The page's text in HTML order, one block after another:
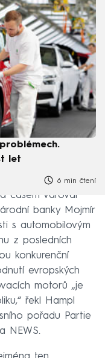
let
6 min čtení
časem varoval
banky Mojmír
s automobilovým
z posledních
konkurenční
evropských
motorů „je
řekl Hampl
pořadu Partie
NEWS.